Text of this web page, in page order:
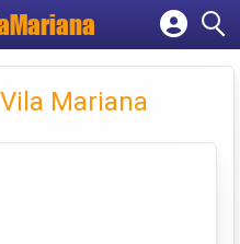
empresa
contaMariana